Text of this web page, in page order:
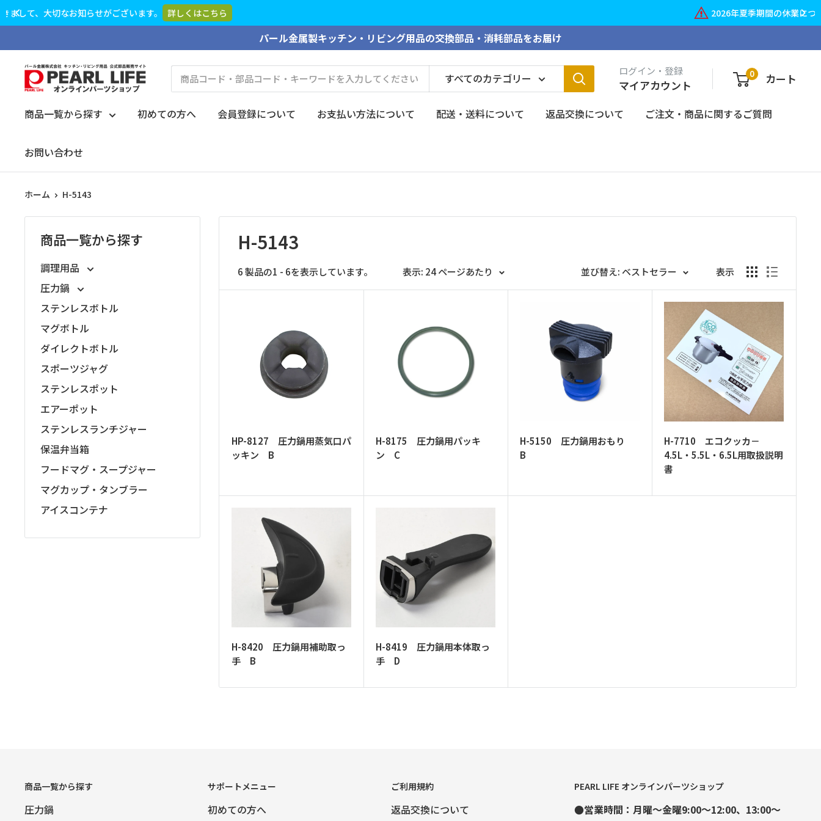
ン
ッ
パール金属製キッチン・リビング用品の交換部品・消耗部品をお届け
PEARL
LIFE
オ
イ
パ
ー
すべてのカテゴリー ログイン・登録
マイアカウント
0 カート
商品一覧から探す 初めての方へ 会員登録について お支払い方法について 配送・送料について 返品交換について ご注文・商品に関するご質問
お問い合わせ
ホーム H-5143
商品一覧から探す
調理用品
圧力鍋
ステンレスボトル
マグボトル
ダイレクトボトル
スポーツジャグ
ステンレスポット
エアーポット
ステンレスランチジャー
保温弁当箱
フードマグ・スープジャー
マグカップ・タンブラー
アイスコンテナ
H-5143
6 製品の1 - 6を表示しています。 表示: 24 ページあたり 並び替え: ベストセラー 表示
HP-8127 圧力鍋用蒸気口パ
ッキン B
H-8175 圧力鍋用パッキ
ン C
H-5150 圧力鍋用おもり
B
H-7710 エコクッカ－
4.5L・5.5L・6.5L用取扱説明
書
H-8420 圧力鍋用補助取っ
手 B
H-8419 圧力鍋用本体取っ
手 D
商品一覧から探す
圧力鍋
サポートメニュー
初めての方へ
ご利用規約
返品交換について
PEARL LIFE オンラインパーツショップ
●営業時間：月曜～金曜9:00～12:00、13:00～